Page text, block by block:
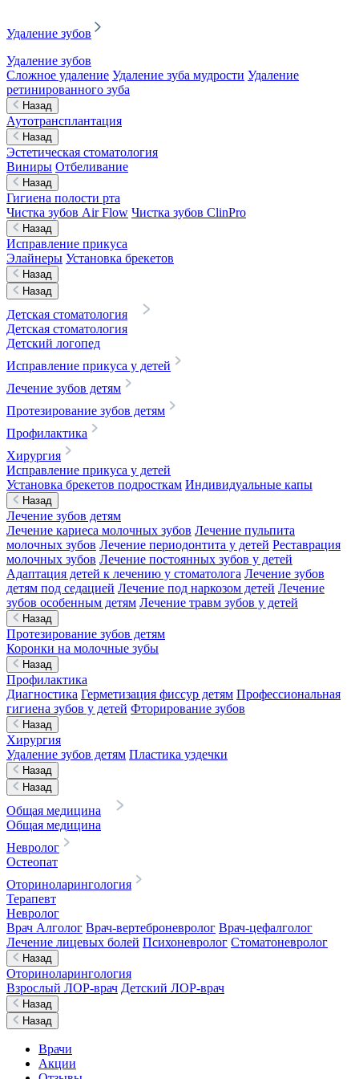
Удаление зубов
Удаление зубов
Сложное удаление Удаление зуба мудрости Удаление
ретинированного зуба
Назад
Аутотрансплантация
Назад
Эстетическая стоматология
Виниры Отбеливание
Назад
Гигиена полости рта
Чистка зубов Air Flow Чистка зубов ClinPro
Назад
Исправление прикуса
Элайнеры Установка брекетов
Назад
Назад
Детская стоматология
Детская стоматология
Детский логопед
Исправление прикуса у детей
Лечение зубов детям
Протезирование зубов детям
Профилактика
Хирургия
Исправление прикуса у детей
Установка брекетов подросткам Индивидуальные капы
Назад
Лечение зубов детям
Лечение кариеса молочных зубов Лечение пульпита
молочных зубов Лечение периодонтита у детей Реставрация
молочных зубов Лечение постоянных зубов у детей
Адаптация детей к лечению у стоматолога Лечение зубов
детям под седацией Лечение под наркозом детей Лечение
зубов особенным детям Лечение травм зубов у детей
Назад
Протезирование зубов детям
Коронки на молочные зубы
Назад
Профилактика
Диагностика Герметизация фиссур детям Профессиональная
гигиена зубов у детей Фторирование зубов
Назад
Хирургия
Удаление зубов детям Пластика уздечки
Назад
Назад
Общая медицина
Общая медицина
Невролог
Остеопат
Оториноларингология
Терапевт
Невролог
Врач Алголог Врач-вертеброневролог Врач-цефалголог
Лечение лицевых болей Психоневролог Стоматоневролог
Назад
Оториноларингология
Взрослый ЛОР-врач Детский ЛОР-врач
Назад
Назад
Врачи
Акции